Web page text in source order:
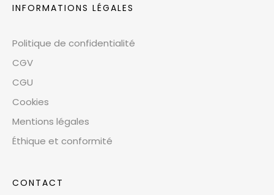
INFORMATIONS LÉGALES
Politique de confidentialité
CGV
CGU
Cookies
Mentions légales
Éthique et conformité
CONTACT